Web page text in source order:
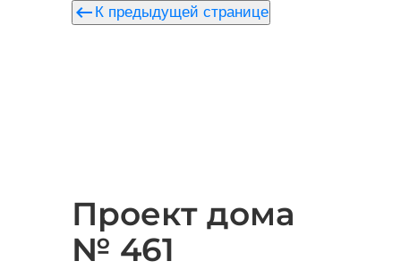
keyboard_backspace К предыдущей странице
Проект дома
№ 461